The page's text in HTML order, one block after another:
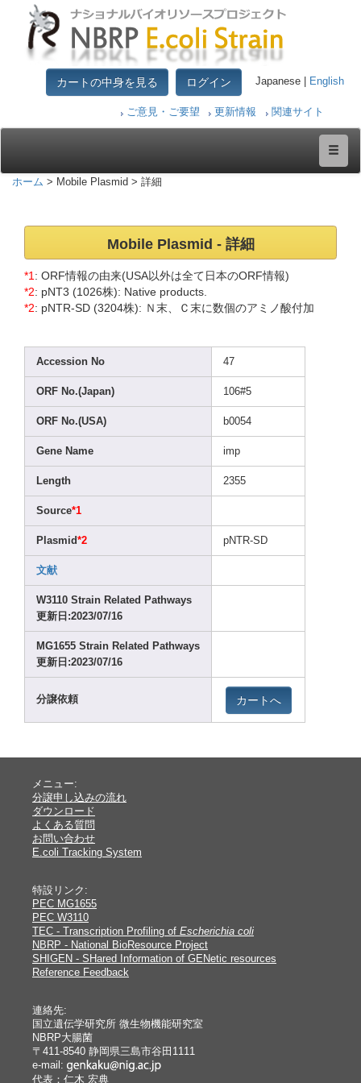
カートの中身を見る ログイン Japanese | English
ご意見・ご要望 更新情報 関連サイト
ホーム > Mobile Plasmid > 詳細
Mobil e Plasmid - 詳細
*1 : ORF情報の由来(USA以外は全て日本のORF情報)
*2: pNT3 (1026株): Native products.
*2: pNTR-SD (3204株): Ｎ末、Ｃ末に数個のアミノ酸付加
Accession No 47
ORF No.(Japan) 106#5
ORF No.(USA) b0054
Gene Name imp
Length 2355
Source*1
Plasmid*2 pNTR-SD
文献
W3110 Strain Related Pathways
更新日:2023/07/16
MG1655 Strain Related Pathways
更新日:2023/07/16
分譲依頼 カートへ
メニュー:
分譲申し込みの流れ
ダウンロード
よくある質問
お問い合わせ
E.coli Tracking System
特設リンク:
PEC MG1655
PEC W3110
TEC - Transcription Profiling of Escherichia coli
NBRP - National BioResource Project
SHIGEN - SHared Information of GENetic resources
Reference Feedback
連絡先:
国立遺伝学研究所 微生物機能研究室
NBRP大腸菌
〒411-8540 静岡県三島市谷田1111
e-mail:
代表：仁木 宏典